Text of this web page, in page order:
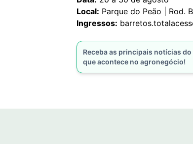
Local: Parque do Peão | Rod.
Ingressos:
Receba as principais notícias
que acontece no agronegócio!